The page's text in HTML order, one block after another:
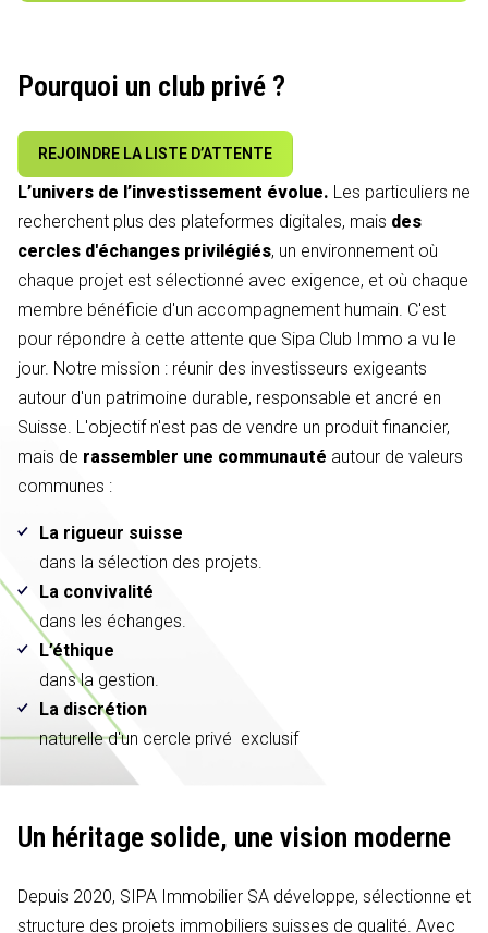
Pourquoi un club privé ?
REJOINDRE LA LISTE D’ATTENTE
L’univers de l’investissement évolue. Les particuliers ne
recherchent plus des plateformes digitales, mais des
cercles d'échanges privilégiés, un environnement où
chaque projet est sélectionné avec exigence, et où chaque
membre bénéficie d'un accompagnement humain. C'est
pour répondre à cette attente que Sipa Club Immo a vu le
jour. Notre mission : réunir des investisseurs exigeants
autour d'un patrimoine durable, responsable et ancré en
Suisse. L'objectif n'est pas de vendre un produit financier,
mais de rassembler une communauté autour de valeurs
communes :
La rigueur suisse
dans la sélection des projets.
La convivalité
dans les échanges.
L’éthique
dans la gestion.
La discrétion
naturelle d'un cercle privé exclusif
Un héritage solide, une vision moderne
Depuis 2020, SIPA Immobilier SA développe, sélectionne et
structure des projets immobiliers suisses de qualité. Avec